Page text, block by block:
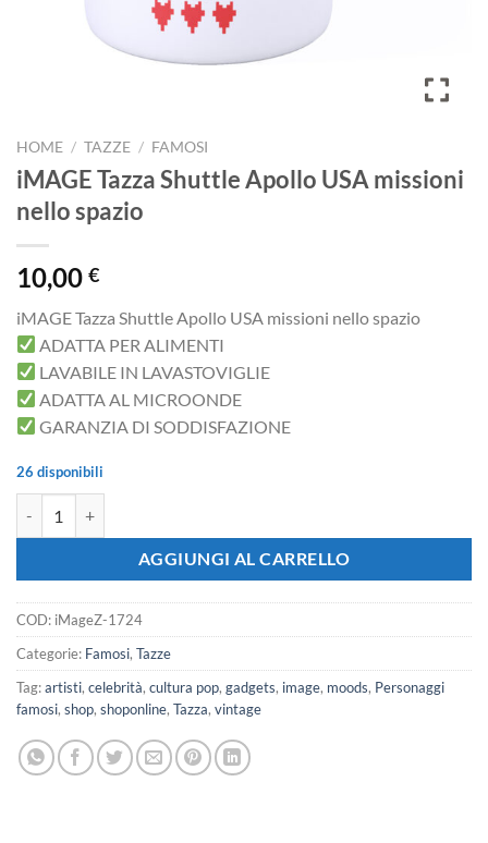
HOME / TAZZE / FAMOSI
iMAGE Tazza Shuttle Apollo USA missioni
nello spazio
10,00 €
iMAGE Tazza Shuttle Apollo USA missioni nello spazio
ADATTA PER ALIMENTI
LAVABILE IN LAVASTOVIGLIE
ADATTA AL MICROONDE
GARANZIA DI SODDISFAZIONE
26 disponibili
AGGIUNGI AL CARRELLO
COD: iMageZ-1724
Categorie: Famosi, Tazze
Tag:artisti, celebrità, cultura pop, gadgets, image, moods, Personaggi
famosi, shop, shoponline, Tazza, vintage